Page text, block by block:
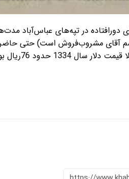
دورافتاده در تپه‌های
حدود 76ریال بود.